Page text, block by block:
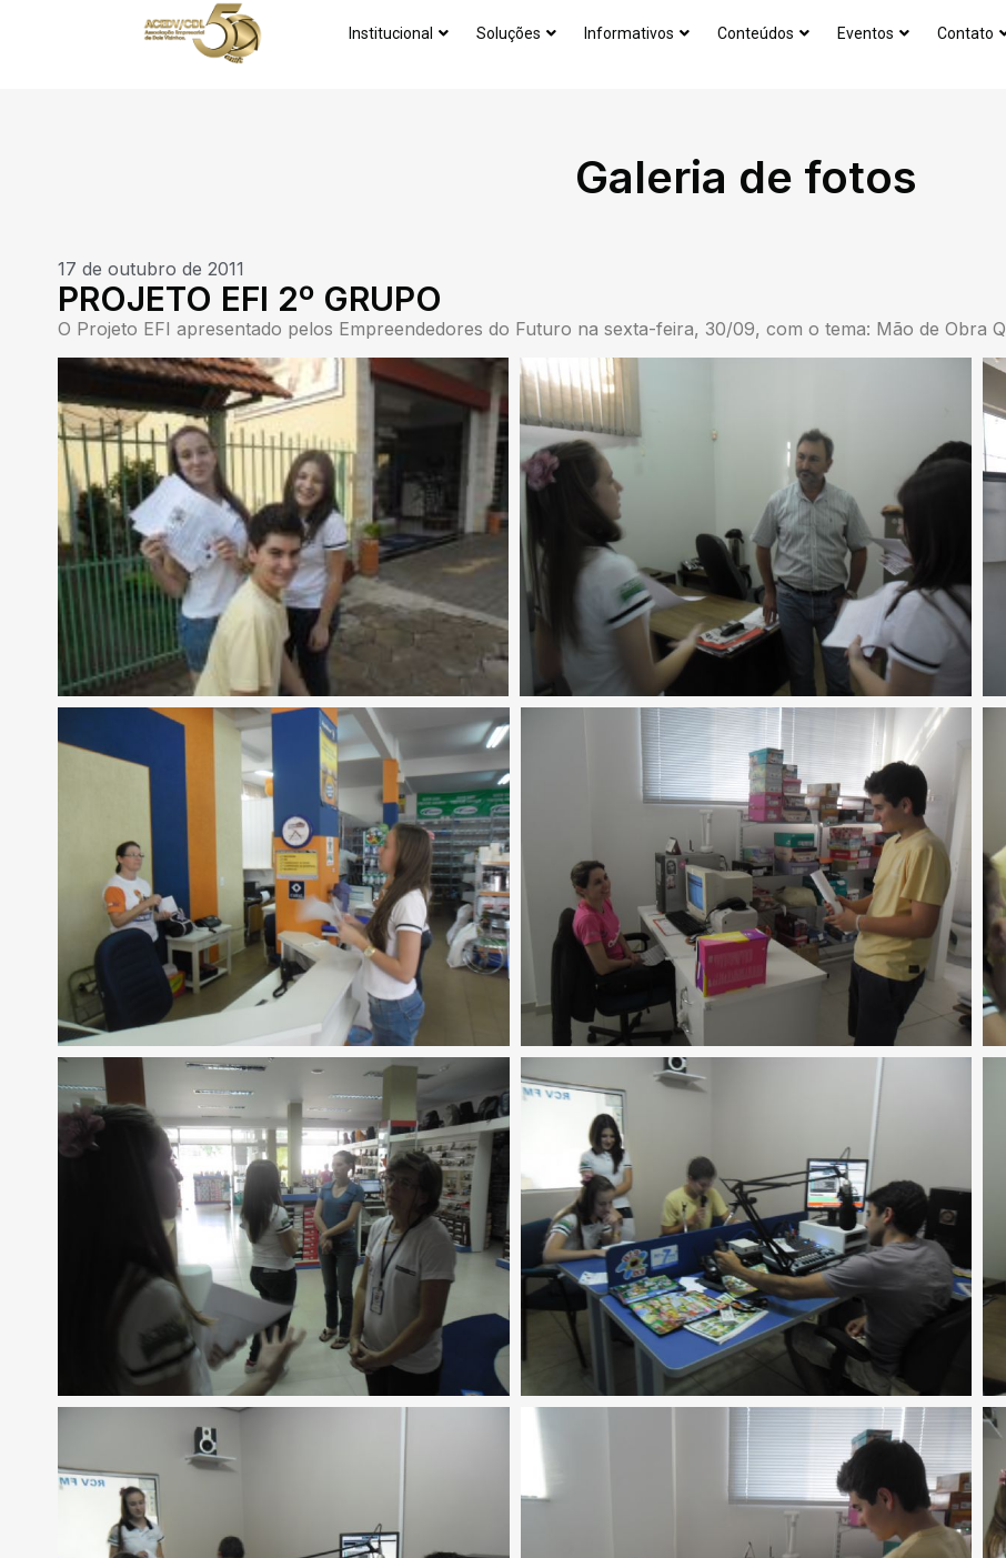
Institucional Soluções Informativos Conteúdos Eventos Contato
Galeria de fotos
17 de outubro de 2011
PROJETO EFI 2º GRUPO
O Projeto EFI apresentado pelos Empreendedores do Futuro na sexta-feira, 30/09, com o tema: Mão de Obra